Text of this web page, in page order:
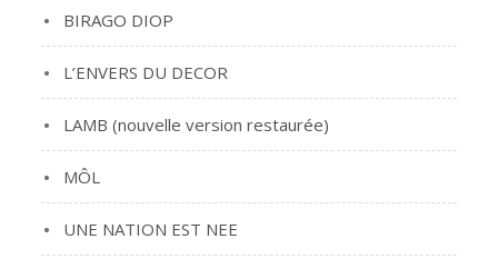
BIRAGO DIOP
L’ENVERS DU DECOR
LAMB (nouvelle version restaurée)
MÔL
UNE NATION EST NEE